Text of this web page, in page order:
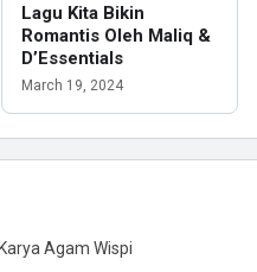
Lagu Kita Bikin
Romantis Oleh Maliq &
D’Essentials
March 19, 2024
Agam Wispi